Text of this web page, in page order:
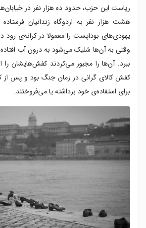
ریاست این حزب، حدود ده هزار نفر در
هشت هزار نفر به اردوگاه‌ زندانیان
یهودی‌های بوداپست را معمولا در کرانه‌ی رود
وقتی به آن‌ها شلیک می‌شود به درون آب
ببرد. آن‌ها را مجبور می‌کردند کفش‌هایشان را
کفش کالای گرانی در زمان جنگ بود و پس
برای استفاده‌ی خود برداشته یا می‌فروختند.